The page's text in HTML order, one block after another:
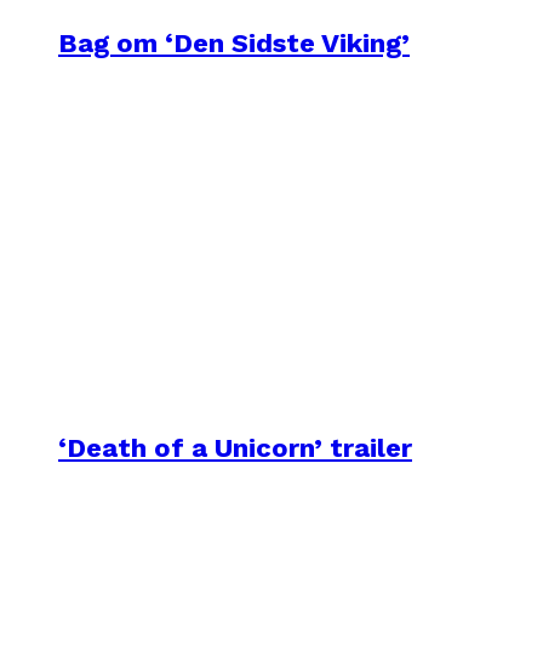
Bag om ‘Den Sidste Viking’
‘Death of a Unicorn’ trailer